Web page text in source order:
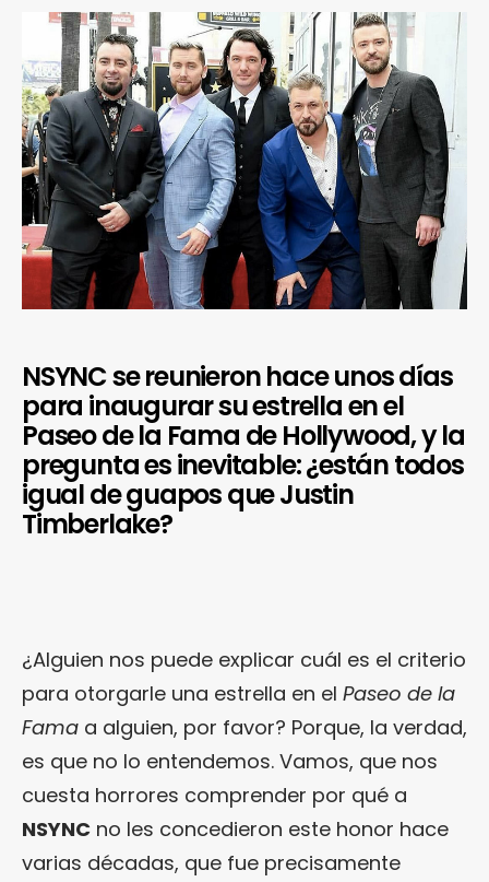
NSYNC se reunieron hace unos días
para inaugurar su estrella en el
Paseo de la Fama de Hollywood, y la
pregunta es inevitable: ¿están todos
igual de guapos que Justin
Timberlake?
¿Alguien nos puede explicar cuál es el criterio
para otorgarle una estrella en el Paseo de la
Fama a alguien, por favor? Porque, la verdad,
es que no lo entendemos. Vamos, que nos
cuesta horrores comprender por qué a
NSYNC no les concedieron este honor hace
varias décadas, que fue precisamente